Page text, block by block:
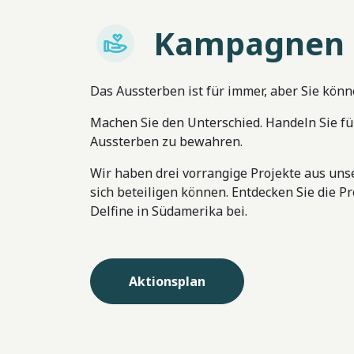
Imagem Kampagnen
Das Aussterben ist für immer, aber Sie
Machen Sie den Unterschied. Handeln Sie
Aussterben zu bewahren.
Wir haben drei vorrangige Projekte aus
sich beteiligen können. Entdecken Sie die
Delfine in Südamerika bei.
Aktionsplan